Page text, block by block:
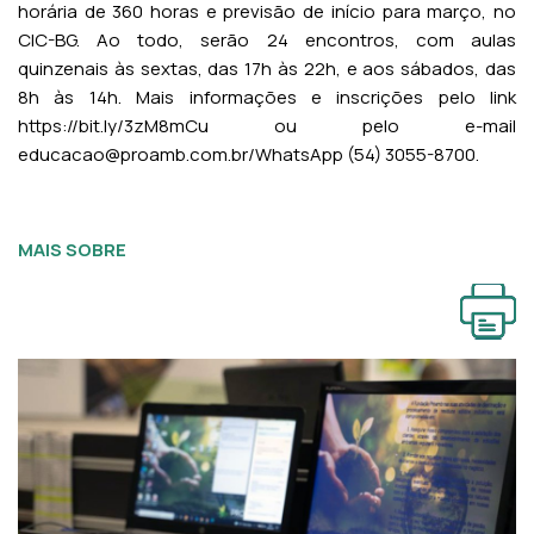
horária de 360 horas e previsão de início para março, no
CIC-BG. Ao todo, serão 24 encontros, com aulas
quinzenais às sextas, das 17h às 22h, e aos sábados, das
8h às 14h. Mais informações e inscrições pelo link
https://bit.ly/3zM8mCu ou pelo e-mail
educacao@proamb.com.br/WhatsApp (54) 3055-8700.
MAIS SOBRE